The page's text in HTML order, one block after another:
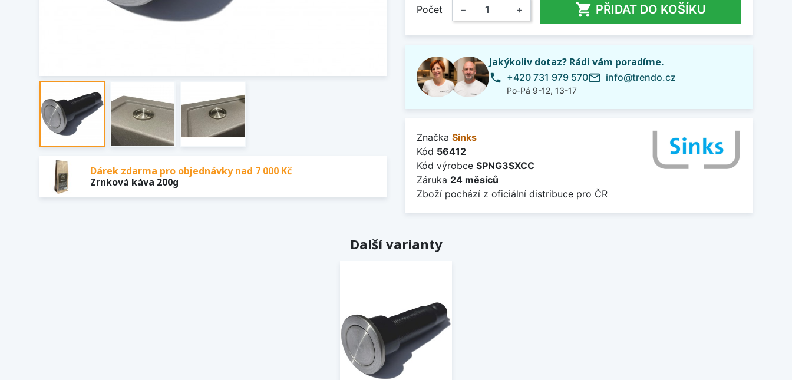
Dárek zdarma pro objednávky nad 7 000 Kč
Zrnková káva 200g
Počet − +  PŘIDAT DO KOŠÍKU
Jakýkoliv dotaz? Rádi vám poradíme.
phone +420 731 979 570
Po-Pá 9-12, 13-17
mail_outline info@trendo.cz
Značka Sinks
Kód 56412
Kód výrobce SPNG3SXCC
Záruka 24 měsíců
Zboží pochází z oficiální distribuce pro ČR
Další varianty